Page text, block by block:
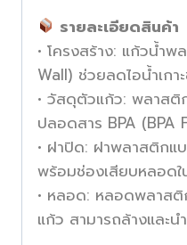
รายละเอียดสินค้า
• โครงสร้าง: แก้วน้ำ
Wall) ช่วยลดไอน้ำเกา
• วัสดุตัวแก้ว: พลาส
ปลอดสาร BPA
• ฝาปิด: ฝาพลาสติก
พร้อมช่องเสียบหลอด
• หลอด: หลอดพลาสติ
แก้ว สามารถล้างและน